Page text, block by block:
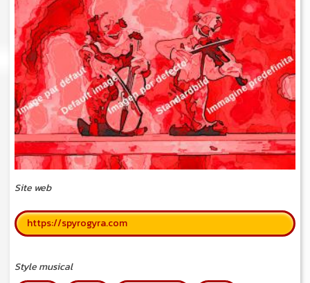
Site web
https://spyrogyra.com
Style musical